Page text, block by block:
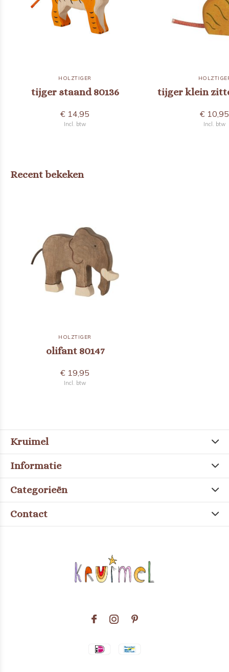
HOLZTIGER
tijger staand 80136
€ 14,95
Incl. btw
tijger klein
€ 10,95
Incl. btw
Recent bekeken
HOLZTIGER
olifant 80147
€ 19,95
Incl. btw
Kruimel
Informatie
Categorieën
Contact